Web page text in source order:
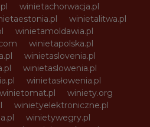
winietachorwacja.pl
winietalitwa.pl
winietamoldawia.pl
winietapolska.pl
winietaslovenia.pl
winietaslowenia.pl
winietasłowenia.pl
winietomat.pl
winiety.org
winietyelektroniczne.pl
winietywegry.pl